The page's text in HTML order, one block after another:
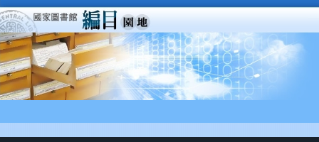
移至主內容